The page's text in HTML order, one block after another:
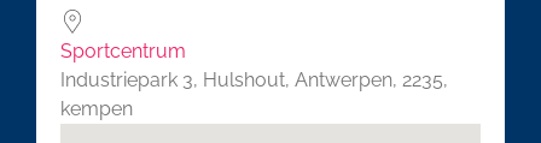
Sportcentrum
Industriepark 3, Hulshout, Antwerpen, 2235,
kempen